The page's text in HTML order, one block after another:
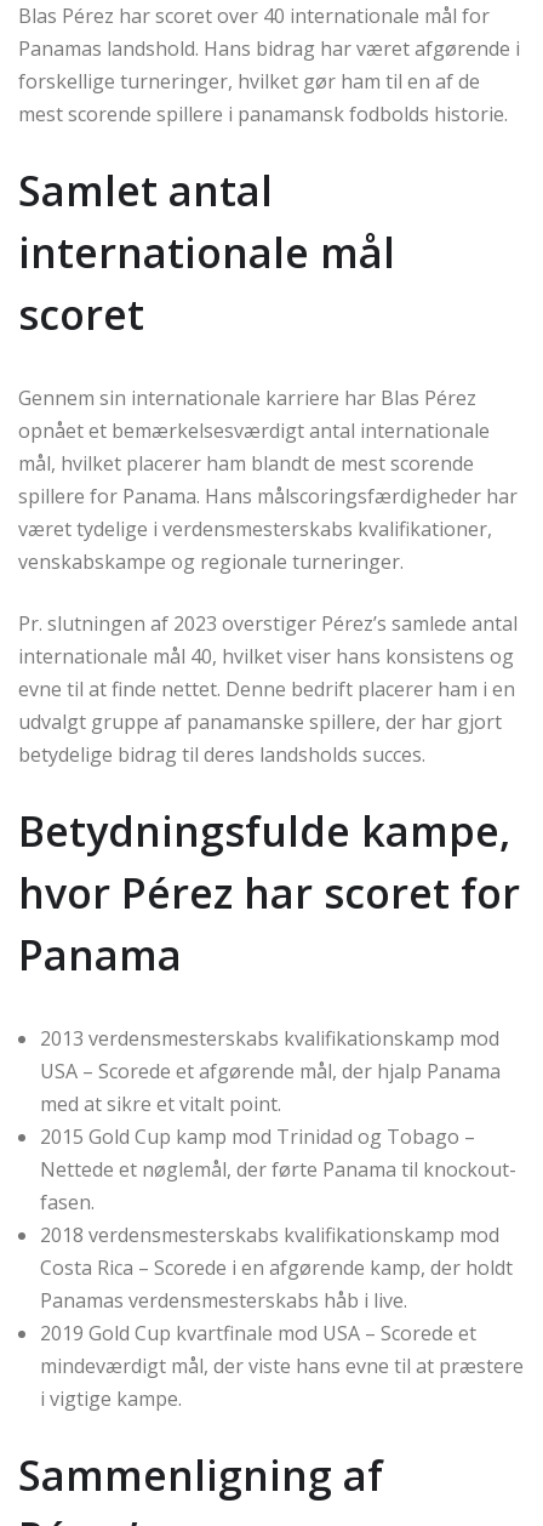
Blas Pérez har scoret over 40 internationale mål for
Panamas landshold. Hans bidrag har været afgørende i
forskellige turneringer, hvilket gør ham til en af de
mest scorende spillere i panamansk fodbolds historie.
Samlet antal
internationale mål
scoret
Gennem sin internationale karriere har Blas Pérez
opnået et bemærkelsesværdigt antal internationale
mål, hvilket placerer ham blandt de mest scorende
spillere for Panama. Hans målscoringsfærdigheder har
været tydelige i verdensmesterskabs kvalifikationer,
venskabskampe og regionale turneringer.
Pr. slutningen af 2023 overstiger Pérez’s samlede antal
internationale mål 40, hvilket viser hans konsistens og
evne til at finde nettet. Denne bedrift placerer ham i en
udvalgt gruppe af panamanske spillere, der har gjort
betydelige bidrag til deres landsholds succes.
Betydningsfulde kampe,
hvor Pérez har scoret for
Panama
2013 verdensmesterskabs kvalifikationskamp mod
USA – Scorede et afgørende mål, der hjalp Panama
med at sikre et vitalt point.
2015 Gold Cup kamp mod Trinidad og Tobago –
Nettede et nøglemål, der førte Panama til knockout-
fasen.
2018 verdensmesterskabs kvalifikationskamp mod
Costa Rica – Scorede i en afgørende kamp, der holdt
Panamas verdensmesterskabs håb i live.
2019 Gold Cup kvartfinale mod USA – Scorede et
mindeværdigt mål, der viste hans evne til at præstere
i vigtige kampe.
Sammenligning af